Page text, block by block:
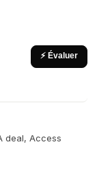
⚡ Évaluer
deal, Access